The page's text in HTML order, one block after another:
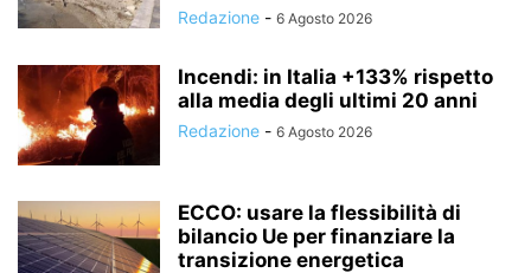
Redazione - 6 Agosto 2026
Incendi: in Italia +133% rispetto
alla media degli ultimi 20 anni
Redazione - 6 Agosto 2026
ECCO: usare la flessibilità di
bilancio Ue per finanziare la
transizione energetica